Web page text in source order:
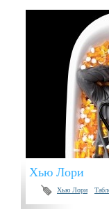
Хью Лори
Хью Лори